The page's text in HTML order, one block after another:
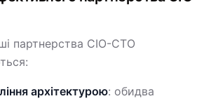
партнерства CIO-CTO
архітектурою: обидва